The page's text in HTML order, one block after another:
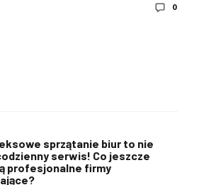
0
sprzątanie biur to nie
serwis! Co jeszcze
profesjonalne firmy